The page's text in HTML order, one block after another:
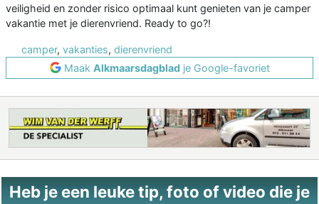
veiligheid en zonder risico optimaal kunt genieten van je camper
vakantie met je dierenvriend. Ready to go?!
camper, vakanties, dierenvriend
Maak Alkmaarsdagbladje Google-favoriet
Heb je een leuke tip, foto of video die je